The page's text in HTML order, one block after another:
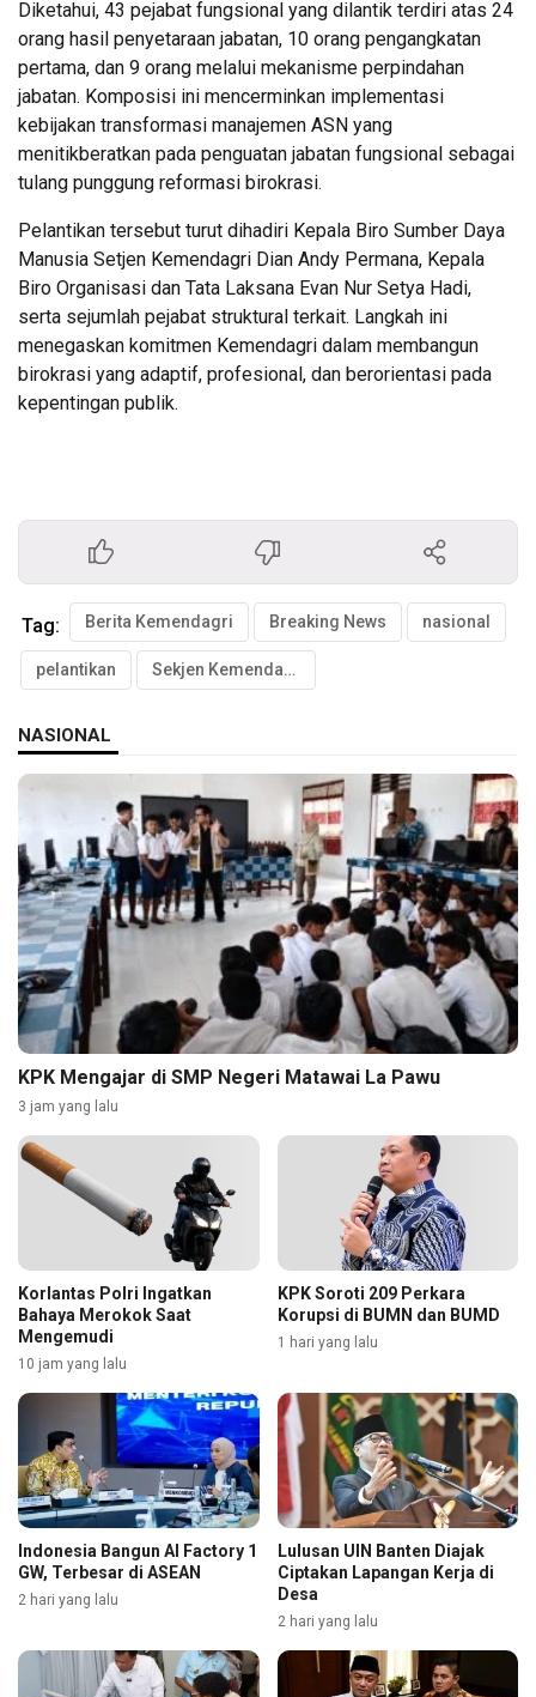
Diketahui, 43 pejabat fungsional yang dilantik terdiri atas 24
orang hasil penyetaraan jabatan, 10 orang pengangkatan
pertama, dan 9 orang melalui mekanisme perpindahan
jabatan. Komposisi ini mencerminkan implementasi
kebijakan transformasi manajemen ASN yang
menitikberatkan pada penguatan jabatan fungsional sebagai
tulang punggung reformasi birokrasi.
Pelantikan tersebut turut dihadiri Kepala Biro Sumber Daya
Manusia Setjen Kemendagri Dian Andy Permana, Kepala
Biro Organisasi dan Tata Laksana Evan Nur Setya Hadi,
serta sejumlah pejabat struktural terkait. Langkah ini
menegaskan komitmen Kemendagri dalam membangun
birokrasi yang adaptif, profesional, dan berorientasi pada
kepentingan publik.
Tag: Berita Kemendagri Breaking News nasional
pelantikan Sekjen Kemendagri
NASIONAL
KPK Mengajar di SMP Negeri Matawai La Pawu
3 jam yang lalu
Korlantas Polri Ingatkan
Bahaya Merokok Saat
Mengemudi
10 jam yang lalu
KPK Soroti 209 Perkara
Korupsi di BUMN dan BUMD
1 hari yang lalu
Indonesia Bangun AI Factory 1
GW, Terbesar di ASEAN
2 hari yang lalu
Lulusan UIN Banten Diajak
Ciptakan Lapangan Kerja di
Desa
2 hari yang lalu